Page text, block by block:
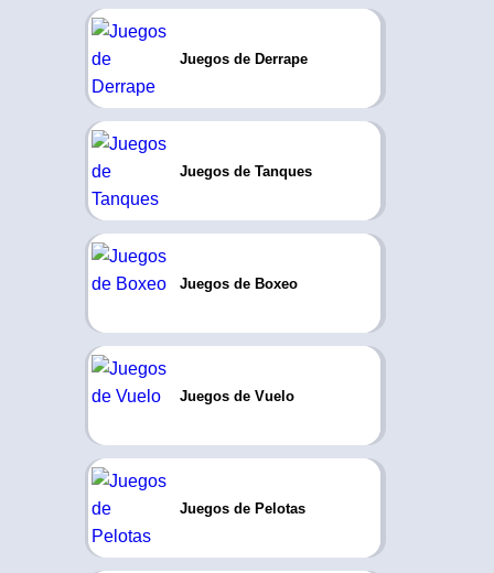
Juegos de Derrape
Juegos de Tanques
Juegos de Boxeo
Juegos de Vuelo
Juegos de Pelotas